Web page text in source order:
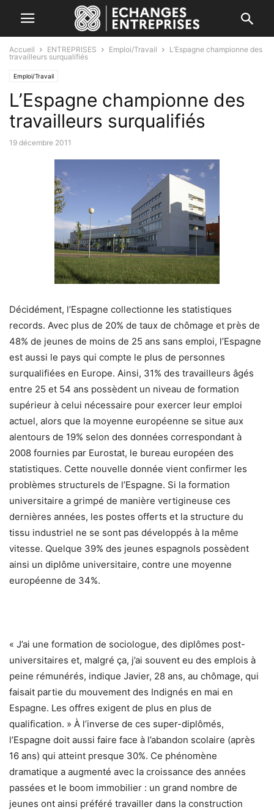
Accueil ENTREPRISES Emploi/Travail
L’Espagne championne des
travailleurs surqualifiés
Emploi/Travail
L’Espagne championne des
travailleurs surqualifiés
19 décembre 2011
Décidément, l’Espagne collectionne les statistiques
records. Avec plus de 20% de taux de chômage et près de
48% de jeunes de moins de 25 ans sans emploi, l’Espagne
est aussi le pays qui compte le plus de personnes
surqualifiées en Europe. Ainsi, 31% des travailleurs âgés
entre 25 et 54 ans possèdent un niveau de formation
supérieur à celui nécessaire pour exercer leur emploi
actuel, alors que la moyenne européenne se situe aux
alentours de 19% selon des données correspondant à
2008 fournies par Eurostat, le bureau européen des
statistiques. Cette nouvelle donnée vient confirmer les
problèmes structurels de l’Espagne. Si la formation
universitaire a grimpé de manière vertigineuse ces
dernières années, les postes offerts et la structure du
tissu industriel ne se sont pas développés à la même
vitesse. Quelque 39% des jeunes espagnols possèdent
ainsi un diplôme universitaire, contre une moyenne
européenne de 34%.
« J’ai une formation de sociologue, des diplômes post-
universitaires et, malgré ça, j’ai souvent eu des emplois à
peine rémunérés, indique Javier, 28 ans, au chômage, qui
faisait partie du mouvement des Indignés en mai en
Espagne. Les offres exigent de plus en plus de
qualification. » À l’inverse de ces super-diplômés,
l’Espagne doit aussi faire face à l’abandon scolaire (après
16 ans) qui atteint presque 30%. Ce phénomène
dramatique a augmenté avec la croissance des années
passées et le boom immobilier : un grand nombre de
jeunes ont ainsi préféré travailler dans la construction